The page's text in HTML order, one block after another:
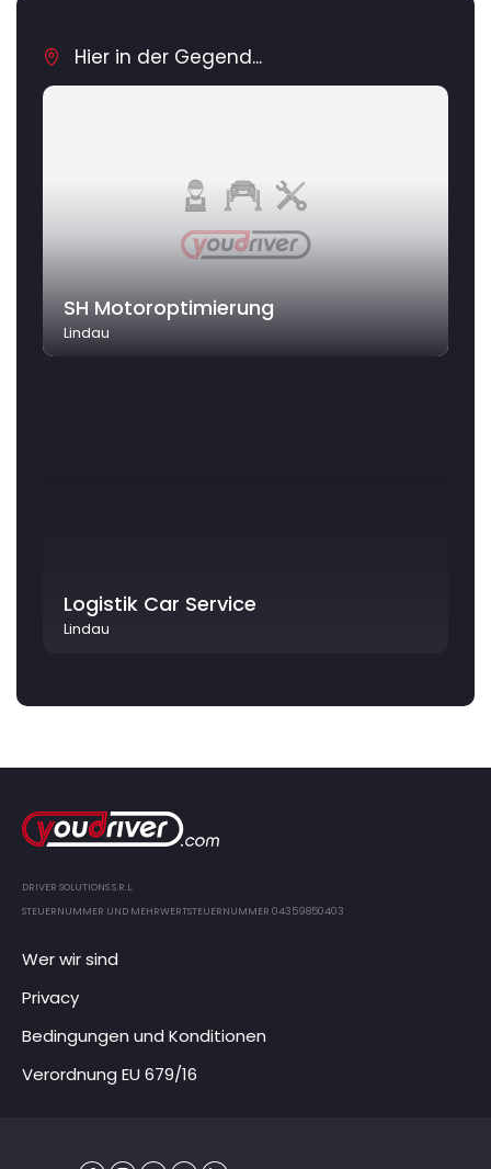
Hier in der Gegend...
SH Motoroptimierung
Lindau
Logistik Car Service
Lindau
DRIVER SOLUTIONS S.R.L.
STEUERNUMMER UND MEHRWERTSTEUERNUMMER 04359850403
Wer wir sind
Privacy
Bedingungen und Konditionen
Verordnung EU 679/16